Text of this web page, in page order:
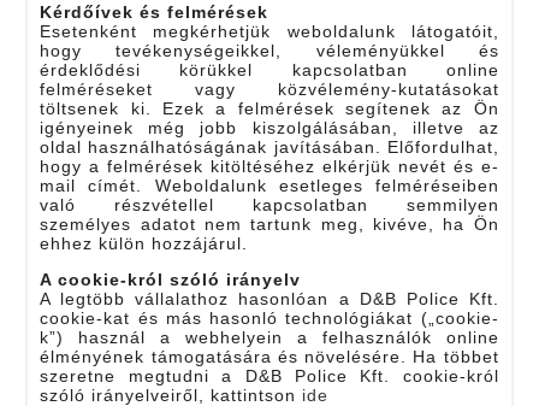
Kérdőívek és felmérések
Esetenként megkérhetjük weboldalunk látogatóit,
hogy tevékenységeikkel, véleményükkel és
érdeklődési körükkel kapcsolatban online
felméréseket vagy közvélemény-kutatásokat
töltsenek ki. Ezek a felmérések segítenek az Ön
igényeinek még jobb kiszolgálásában, illetve az
oldal használhatóságának javításában. Előfordulhat,
hogy a felmérések kitöltéséhez elkérjük nevét és e-
mail címét. Weboldalunk esetleges felméréseiben
való részvétellel kapcsolatban semmilyen
személyes adatot nem tartunk meg, kivéve, ha Ön
ehhez külön hozzájárul.
A cookie-król szóló irányelv
A legtöbb vállalathoz hasonlóan a D&B Police Kft.
cookie-kat és más hasonló technológiákat („cookie-
k”) használ a webhelyein a felhasználók online
élményének támogatására és növelésére. Ha többet
szeretne megtudni a D&B Police Kft. cookie-król
szóló irányelveiről, kattintson ide